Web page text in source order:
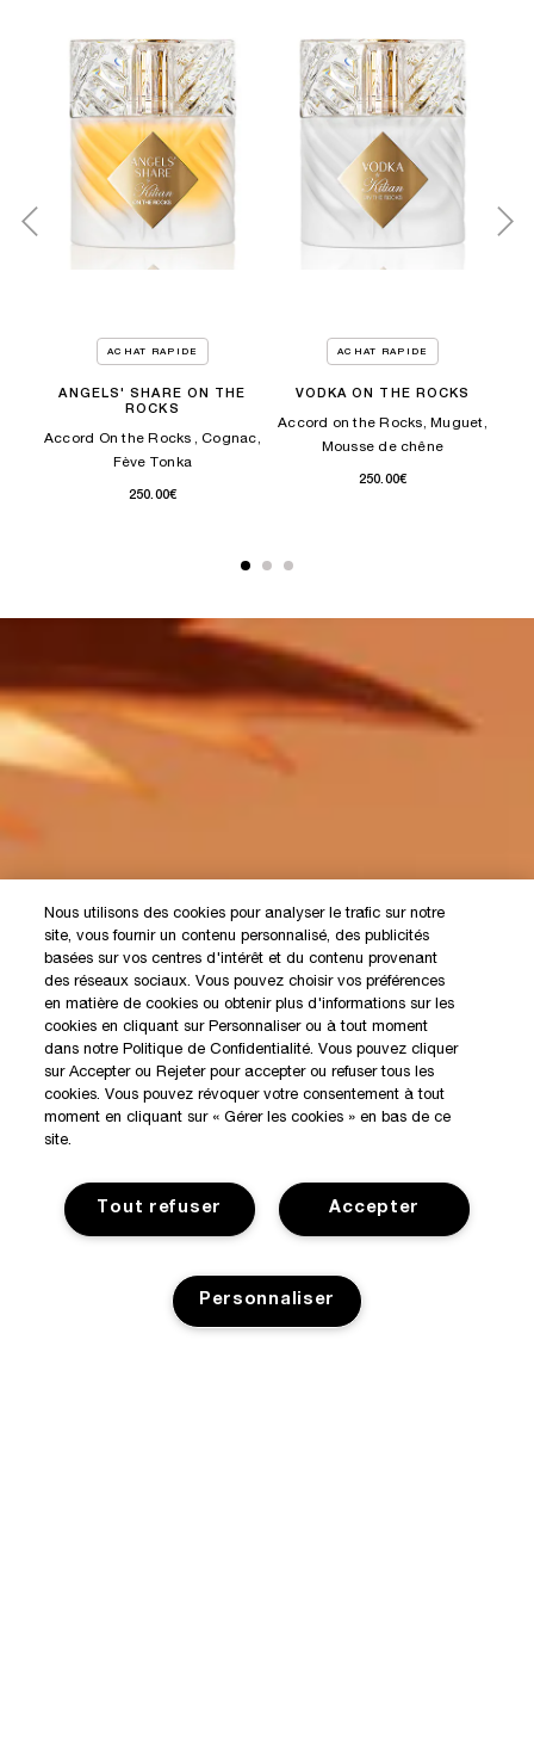
ACHAT RAPIDE
ANGELS' SHARE ON THE
ROCKS
Accord On the Rocks , Cognac,
Fève Tonka
250.00€
ACHAT RAPIDE
VODKA ON THE ROCKS
Accord on the Rocks, Muguet,
Mousse de chêne
250.00€
Nous utilisons des cookies pour analyser le trafic sur notre
site, vous fournir un contenu personnalisé, des publicités
basées sur vos centres d'intérêt et du contenu provenant
des réseaux sociaux. Vous pouvez choisir vos préférences
en matière de cookies ou obtenir plus d'informations sur les
cookies en cliquant sur Personnaliser ou à tout moment
dans notre Politique de Confidentialité. Vous pouvez cliquer
sur Accepter ou Rejeter pour accepter ou refuser tous les
cookies. Vous pouvez révoquer votre consentement à tout
moment en cliquant sur « Gérer les cookies » en bas de ce
site.
Accepter
Tout refuser
Personnaliser